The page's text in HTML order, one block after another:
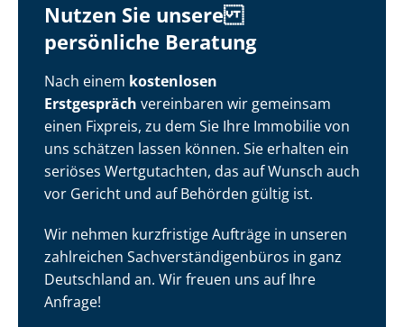
Nutzen Sie unsere
persönliche Beratung
Nach einem kostenlosen
Erstgespräch vereinbaren wir gemeinsam
einen Fixpreis, zu dem Sie Ihre Immobilie von
uns schätzen lassen können. Sie erhalten ein
seriöses Wertgutachten, das auf Wunsch auch
vor Gericht und auf Behörden gültig ist.
Wir nehmen kurzfristige Aufträge in unseren
zahlreichen Sach­ver­stän­di­gen­bü­ros in ganz
Deutschland an. Wir freuen uns auf Ihre
Anfrage!